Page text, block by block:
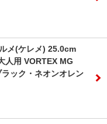
メ(ケレメ) 25.0cm
人用 VORTEX MG
ック・ネオンオレン